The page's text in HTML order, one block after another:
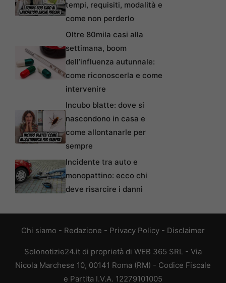
tempi, requisiti, modalità e
come non perderlo
Oltre 80mila casi alla
settimana, boom
dell’influenza autunnale:
come riconoscerla e come
intervenire
Incubo blatte: dove si
nascondono in casa e
come allontanarle per
sempre
Incidente tra auto e
monopattino: ecco chi
deve risarcire i danni
Chi siamo - Redazione - Privacy Policy - Disclaimer
Solonotizie24.it di proprietà di WEB 365 SRL - Via
Nicola Marchese 10, 00141 Roma (RM) - Codice Fiscale
e Partita I.V.A. 12279101005